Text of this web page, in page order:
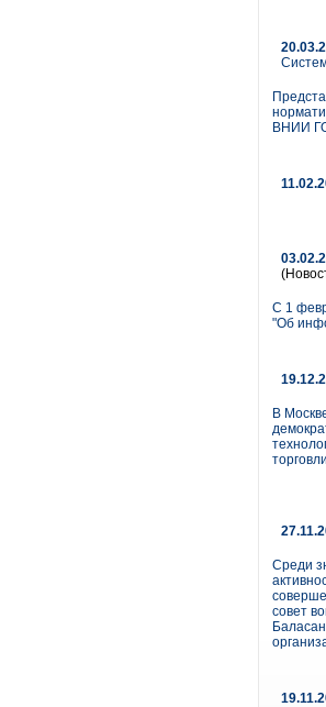
ВНИИ
С 1
"Об
В
Среди
совет